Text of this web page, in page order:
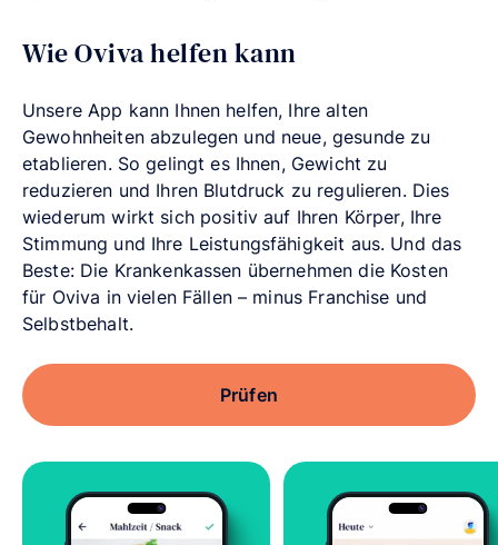
Wie Oviva helfen kann
Unsere App kann Ihnen helfen, Ihre alten
Gewohnheiten abzulegen und neue, gesunde zu
etablieren. So gelingt es Ihnen, Gewicht zu
reduzieren und Ihren Blutdruck zu regulieren. Dies
wiederum wirkt sich positiv auf Ihren Körper, Ihre
Stimmung und Ihre Leistungsfähigkeit aus. Und das
Beste: Die Krankenkassen übernehmen die Kosten
für Oviva in vielen Fällen – minus Franchise und
Selbstbehalt.
Prüfen